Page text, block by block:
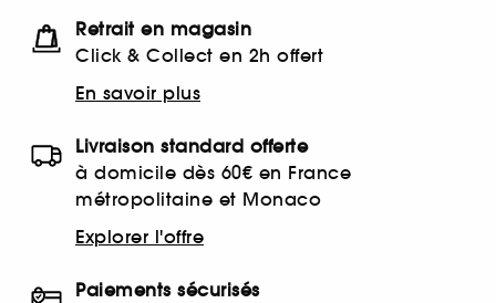
Retrait en magasin
Click & Collect en 2h offert
En savoir plus
Livraison standard offerte
à domicile dès 60€ en France
métropolitaine et Monaco
Explorer l'offre
Paiements sécurisés